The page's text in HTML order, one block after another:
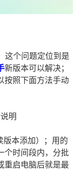
这个问题定位到是
新版本可以解决；
按照下面方法手动
明
版本添加）；用的
个时间段内，分批
重启电脑后就是最